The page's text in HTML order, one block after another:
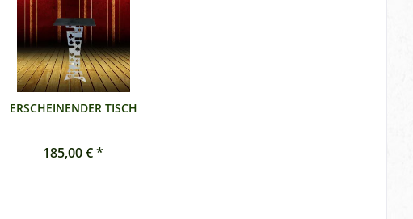
ERSCHEINENDER TISCH
185,00 € *